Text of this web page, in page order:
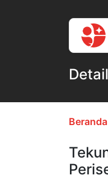
Beranda